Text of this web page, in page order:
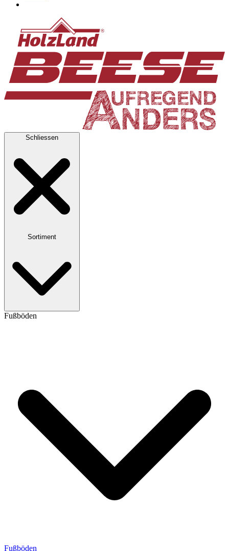
Schliessen
Sortiment
Fußböden
Fußböden